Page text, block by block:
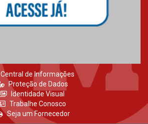
03.08.2026
Central de Informações
Proteção de Dados
Identidade Visual
Trabalhe Conosco
Seja um Fornecedor